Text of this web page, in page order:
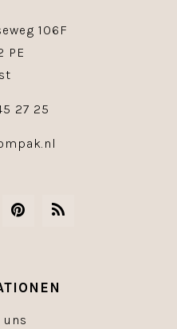
106F
PE
27 25
uns